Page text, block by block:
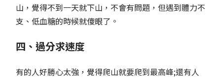
山，覺得不到一天就下山，不會有問題，但遇到體力不
支、低血糖的時候就傻眼了。
四、過分求速度
有的人好勝心太強，覺得爬山就要爬到最高峰;還有人